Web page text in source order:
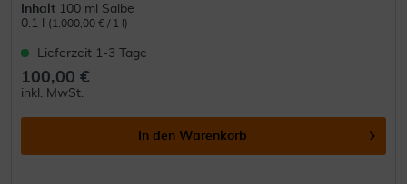
Inhalt 100 ml Salbe
0.1 l
(1.000,00 € / 1 l)
Lieferzeit 1-3 Tage
100,00 €
inkl. MwSt.
In den Warenkorb